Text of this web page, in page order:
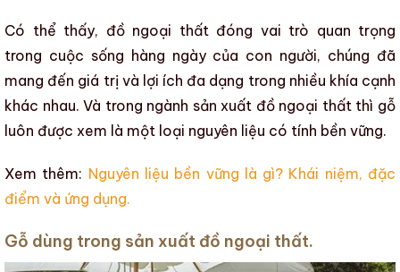
Có thể thấy, đồ ngoại thấtđóng vai trò quan trọng
trong cuộc sống hàng ngày của con người, chúng đã
mang đến giá trị và lợi ích đa dạng trong nhiều khía cạnh
khác nhau. Và trong ngành sản xuất đồ ngoại thấtthì gỗ
luôn được xem là một loại nguyên liệu có tính bền vững.
Xem thêm: Nguyên liệu bền vững là gì? Khái niệm, đặc
điểm và ứng dụng.
Gỗ dùng trong sản xuất đồ ngoại thất.